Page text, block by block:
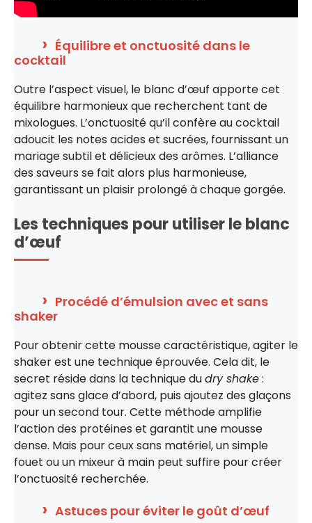
Équilibre et onctuosité dans le
cocktail
Outre l’aspect visuel, le blanc d’œuf apporte cet
équilibre harmonieux que recherchent tant de
mixologues. L’onctuosité qu’il confère au cocktail
adoucit les notes acides et sucrées, fournissant un
mariage subtil et délicieux des arômes. L’alliance
des saveurs se fait alors plus harmonieuse,
garantissant un plaisir prolongé à chaque gorgée.
Les techniques pour utiliser le blanc
d’œuf
Procédé d’émulsion avec et sans
shaker
Pour obtenir cette mousse caractéristique, agiter le
shaker est une technique éprouvée. Cela dit, le
secret réside dans la technique dudry shake:
agitez sans glace d’abord, puis ajoutez des glaçons
pour un second tour. Cette méthode amplifie
l’action des protéines et garantit une mousse
dense. Mais pour ceux sans matériel, un simple
fouet ou un mixeur à main peut suffire pour créer
l’onctuosité recherchée.
Astuces pour éviter le goût d’œuf